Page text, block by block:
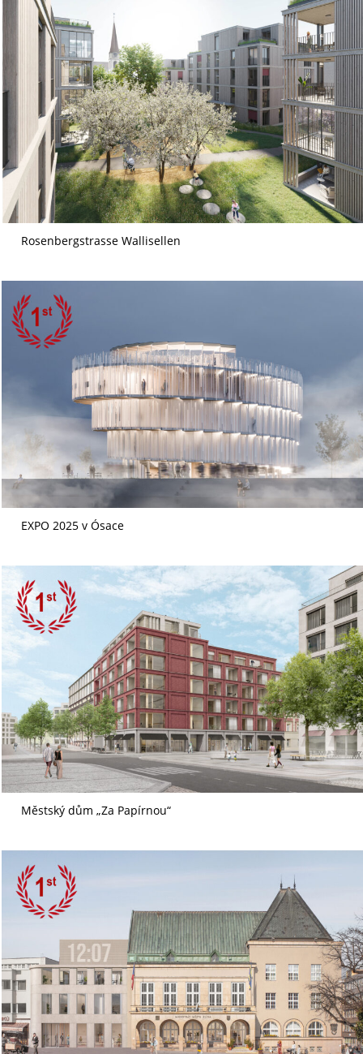
Rosenbergstrasse Wallisellen
EXPO 2025 v Ósace
Městský dům „Za Papírnou“